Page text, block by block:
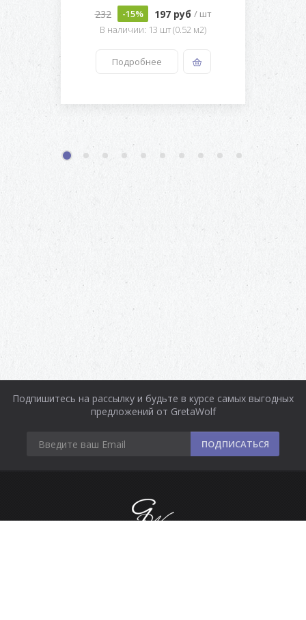
232 -15% 197 руб / шт
В наличии: 13 шт (0.52 м2)
Подробнее
1 2 3 4 5 6 7 8 9 10
Подпишитесь на рассылку и будьте в курсе самых выгодных
предложений от GretaWolf
ПОДПИСАТЬСЯ